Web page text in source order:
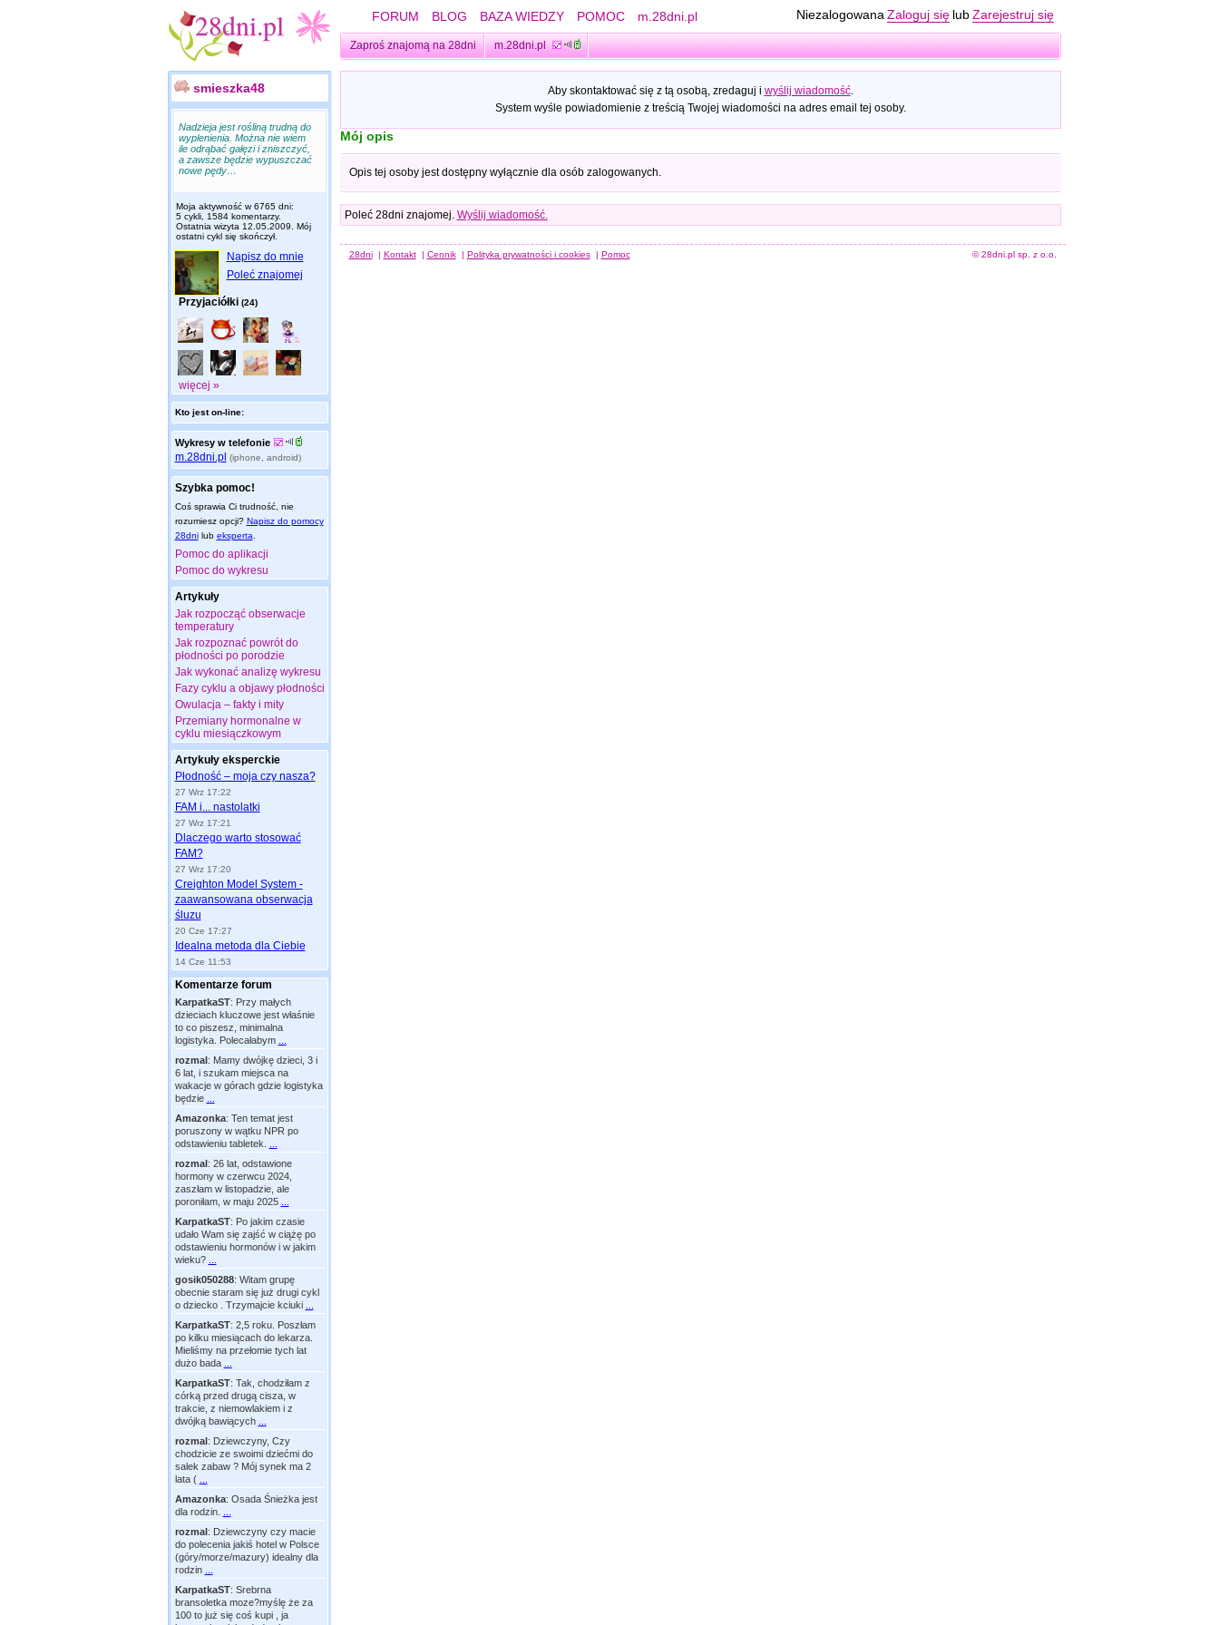
FORUM BLOG BAZA WIEDZY POMOC m.28dni.pl Niezalogowana Zaloguj się lub Zarejestruj się
Zaproś znajomą na 28dni m.28dni.pl
smieszka48
Nadzieja jest rośliną trudną do
wyplenienia. Można nie wiem
ile odrąbać gałęzi i zniszczyć,
a zawsze będzie wypuszczać
nowe pędy…
Moja aktywność w 6765 dni:
5 cykli, 1584 komentarzy.
Ostatnia wizyta 12.05.2009 . Mój
ostatni cykl się skończył.
Napisz do mnie
Poleć znajomej
Przyjaciółki (24)
więcej »
Kto jest on-line:
Wykresy w telefonie
m.28dni.pl (iphone, android)
Szybka pomoc!
Coś sprawia Ci trudność, nie
rozumiesz opcji? Napisz do pomocy
28dnilub eksperta
Pomoc do aplikacji
Pomoc do wykresu
Artykuły
Jak rozpocząć obserwacje
temperatury
Jak rozpoznać powrót do
płodności po porodzie
Jak wykonać analizę wykresu
Fazy cyklu a objawy płodności
Owulacja – fakty i mity
Przemiany hormonalne w
cyklu miesiączkowym
Artykuły eksperckie
Płodność – moja czy nasza?
27 Wrz 17:22
FAM i... nastolatki
27 Wrz 17:21
Dlaczego warto stosować
FAM?
27 Wrz 17:20
Creighton Model System -
zaawansowana obserwacja
śluzu
20 Cze 17:27
Idealna metoda dla Ciebie
14 Cze 11:53
Komentarze forum
KarpatkaST: Przy małych
dzieciach kluczowe jest właśnie
to co piszesz, minimalna
logistyka. Polecałabym
rozmal: Mamy dwójkę dzieci, 3 i
6 lat, i szukam miejsca na
wakacje w górach gdzie logistyka
będzie
Amazonka: Ten temat jest
poruszony w wątku NPR po
odstawieniu tabletek.
rozmal: 26 lat, odstawione
hormony w czerwcu 2024,
zaszłam w listopadzie, ale
poroniłam, w maju 2025
KarpatkaST: Po jakim czasie
udało Wam się zajść w ciążę po
odstawieniu hormonów i w jakim
wieku?
gosik050288: Witam grupę
obecnie staram się już drugi cykl
o dziecko . Trzymajcie kciuki
KarpatkaST: 2,5 roku. Poszłam
po kilku miesiącach do lekarza.
Mieliśmy na przełomie tych lat
dużo bada
KarpatkaST: Tak, chodziłam z
córką przed drugą cisza, w
trakcie, z niemowlakiem i z
dwójką bawiących
rozmal: Dziewczyny, Czy
chodzicie ze swoimi dziećmi do
salek zabaw ? Mój synek ma 2
lata (
Amazonka: Osada Śnieżka jest
dla rodzin.
rozmal: Dziewczyny czy macie
do polecenia jakiś hotel w Polsce
(góry/morze/mazury) idealny dla
rodzin
KarpatkaST: Srebrna
bransoletka moze?myślę że za
100 to już się coś kupi , ja
Aby skontaktować się z tą osobą, zredaguj i wyślij wiadomość.
System wyśle powiadomienie z treścią Twojej wiadomości na adres email tej osoby.
Mój opis
Opis tej osoby jest dostępny wyłącznie dla osób zalogowanych.
Poleć 28dni znajomej. Wyślij wiadomość.
28dni | Kontakt | Cennik | Polityka prywatności i cookies | Pomoc © 28dni.pl sp. z o.o.